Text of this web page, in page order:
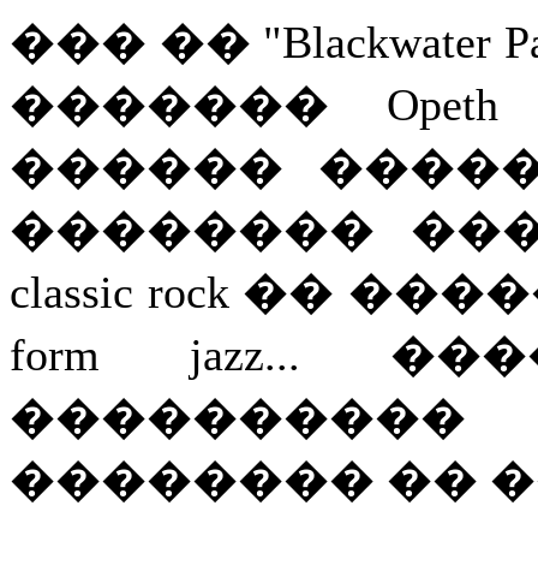
��� �� "Blackwater
�������
������
��������
classic rock ��
form jazz...
�������� ��